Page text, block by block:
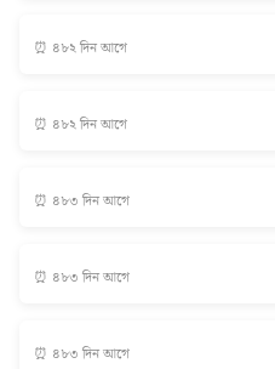
⏰ ৪৮২ দিন আগে
⏰ ৪৮২ দিন আগে
⏰ ৪৮৩ দিন আগে
⏰ ৪৮৩ দিন আগে
⏰ ৪৮৩ দিন আগে